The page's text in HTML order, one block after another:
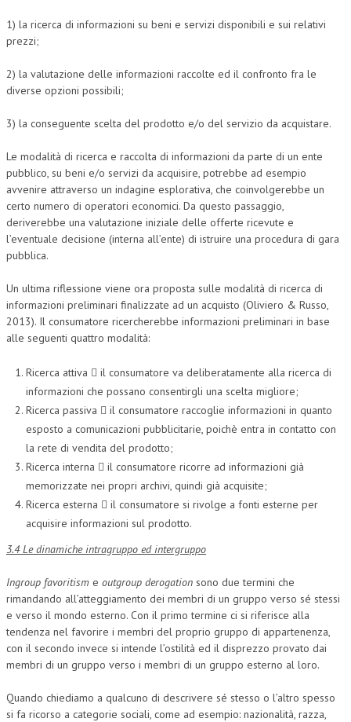
1) la ricerca di informazioni su beni e servizi disponibili e sui relativi
prezzi;
2) la valutazione delle informazioni raccolte ed il confronto fra le
diverse opzioni possibili;
3) la conseguente scelta del prodotto e/o del servizio da acquistare.
Le modalità di ricerca e raccolta di informazioni da parte di un ente
pubblico, su beni e/o servizi da acquisire, potrebbe ad esempio
avvenire attraverso un indagine esplorativa, che coinvolgerebbe un
certo numero di operatori economici. Da questo passaggio,
deriverebbe una valutazione iniziale delle offerte ricevute e
l’eventuale decisione (interna all’ente) di istruire una procedura di gara
pubblica.
Un ultima riflessione viene ora proposta sulle modalità di ricerca di
informazioni preliminari finalizzate ad un acquisto (Oliviero & Russo,
2013). Il consumatore ricercherebbe informazioni preliminari in base
alle seguenti quattro modalità:
Ricerca attiva  il consumatore va deliberatamente alla ricerca di
informazioni che possano consentirgli una scelta migliore;
Ricerca passiva  il consumatore raccoglie informazioni in quanto
esposto a comunicazioni pubblicitarie, poichè entra in contatto con
la rete di vendita del prodotto;
Ricerca interna  il consumatore ricorre ad informazioni già
memorizzate nei propri archivi, quindi già acquisite;
Ricerca esterna  il consumatore si rivolge a fonti esterne per
acquisire informazioni sul prodotto.
3.4 Le dinamiche intragruppo ed intergruppo
Ingroup favoritism e outgroup derogation sono due termini che
rimandando all’atteggiamento dei membri di un gruppo verso sé stessi
e verso il mondo esterno. Con il primo termine ci si riferisce alla
tendenza nel favorire i membri del proprio gruppo di appartenenza,
con il secondo invece si intende l’ostilità ed il disprezzo provato dai
membri di un gruppo verso i membri di un gruppo esterno al loro.
Quando chiediamo a qualcuno di descrivere sé stesso o l’altro spesso
si fa ricorso a categorie sociali, come ad esempio: nazionalità, razza,